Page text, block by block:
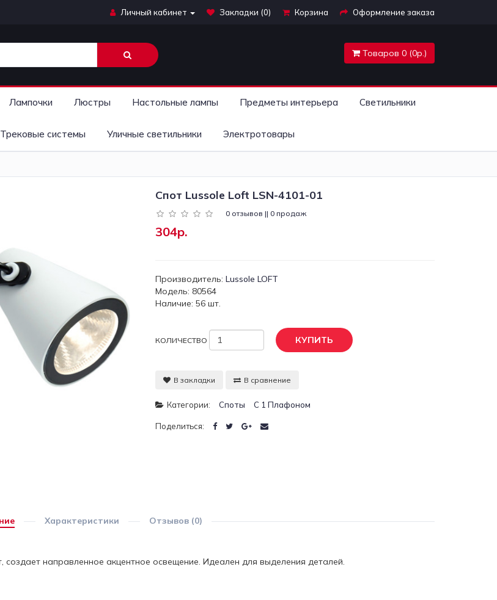
Личный кабинет Закладки (0) Корзина Оформление заказа
Товаров 0 (0р.)
Лампочки Люстры Настольные лампы Предметы интерьера Светильники
Трековые системы Уличные светильники Электротовары
Спот Lussole Loft LSN-4101-01
0 отзывов || 0 продаж
304р.
Производитель: Lussole LOFT
Модель: 80564
Наличие: 56 шт.
КОЛИЧЕСТВО КУПИТЬ
В закладки В сравнение
Категории: Споты С 1 Плафоном
Поделиться:
Характеристики Отзывов (0)
направленное акцентное освещение. Идеален для выделения деталей.